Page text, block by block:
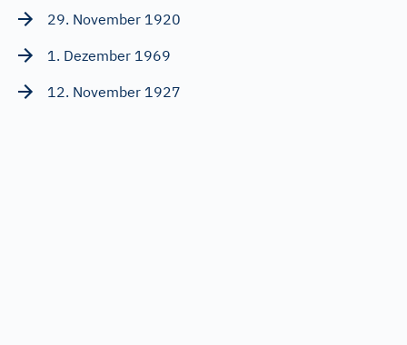
29. November 1920
1. Dezember 1969
12. November 1927